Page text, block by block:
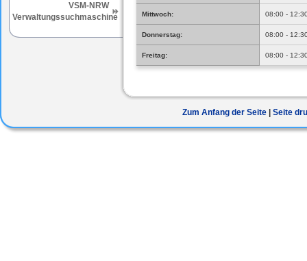
VSM-NRW
Verwaltungssuchmaschine
Mittwoch: 08:00 -
Donnerstag: 08:00 -
Freitag: 08:00 -
Zum Anfang der Seite Seite